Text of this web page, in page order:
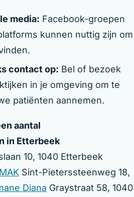
media: Facebook-groepen
kunnen nuttig zijn om
contact op: Bel of bezoek
in je omgeving om te
patiënten aannemen.
aantal
in Etterbeek
10, 1040 Etterbeek
Sint-Pieterssteenweg 18,
Diana Graystraat 58, 1040